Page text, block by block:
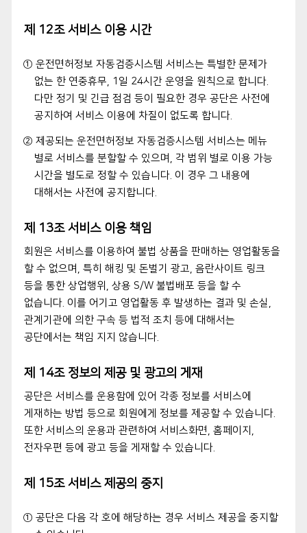
제 12조 서비스 이용 시간
① 운전면허정보 자동검증시스템 서비스는 특별한 문제가
없는 한 연중휴무, 1일 24시간 운영을 원칙으로 합니다.
다만 정기 및 긴급 점검 등이 필요한 경우 공단은 사전에
공지하여 서비스 이용에 차질이 없도록 합니다.
② 제공되는 운전면허정보 자동검증시스템 서비스는 메뉴
별로 서비스를 분할할 수 있으며, 각 범위 별로 이용 가능
시간을 별도로 정할 수 있습니다. 이 경우 그 내용에
대해서는 사전에 공지합니다.
제 13조 서비스 이용 책임
회원은 서비스를 이용하여 불법 상품을 판매하는 영업활동을
할 수 없으며, 특히 해킹 및 돈벌기 광고, 음란사이트 링크
등을 통한 상업행위, 상용 S/W 불법배포 등을 할 수
없습니다. 이를 어기고 영업활동 후 발생하는 결과 및 손실,
관계기관에 의한 구속 등 법적 조치 등에 대해서는
공단에서는 책임 지지 않습니다.
제 14조 정보의 제공 및 광고의 게재
공단은 서비스를 운용함에 있어 각종 정보를 서비스에
게재하는 방법 등으로 회원에게 정보를 제공할 수 있습니다.
또한 서비스의 운용과 관련하여 서비스화면, 홈페이지,
전자우편 등에 광고 등을 게재할 수 있습니다.
제 15조 서비스 제공의 중지
① 공단은 다음 각 호에 해당하는 경우 서비스 제공을 중지할